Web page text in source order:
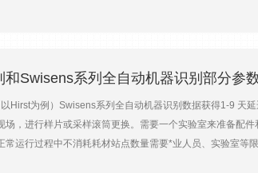
口模块。新款CR1000X数据采集器将CP/RS-232端口，
输的速率以及太阳辐射的可用性（纬度、频繁或持久的云
例如用用于农业气象学的蒸散计算。我们的*业解决方案
都具有低能耗、耐恶劣环境条件并支持各种信号和通信协
辐射和降雨量。该站由一个基本套件组成，包括传感器、
和Swisens系列全自动机器识别部分参
为例）Swisens系列全自动机器识别数据获得1-9 天
场，进行样片或采样滚筒更换。需要一个实验室来准备配
常运行过程中不消耗耗材站点数量需要*业人员、实验室